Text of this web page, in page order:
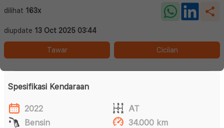
dilihat 163x
diupdate 13 Oct 2025 03:44
Tawar Cicilan
Spesifikasi Kendaraan
2022
AT
Bensin
34.000 km